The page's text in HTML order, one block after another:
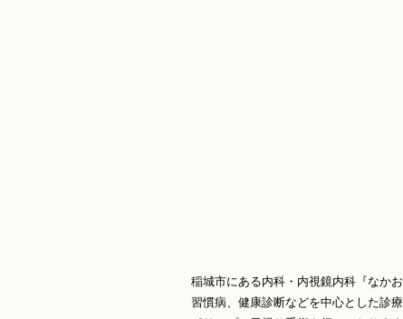
稲城市にある内科・内視鏡内科『なか
習慣病、健康診断などを中心とした診